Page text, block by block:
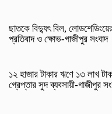
ছাতকে বিদ্যুৎ বিল,
প্রতিবাদ ও ক্ষোভ-গাজীপুর সংবাদ
১২ হাজার টাকার ঋণে ১৩ লাখ
গ্রেপ্তার সুদ ব্যবসায়ী-গাজীপুর